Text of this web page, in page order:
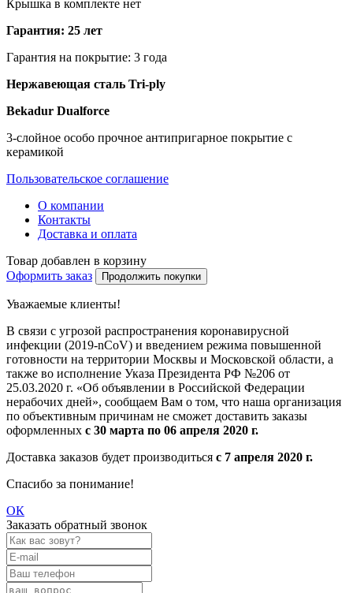
Крышка в комплекте нет
Гарантия: 25 лет
Гарантия на покрытие: 3 года
Нержавеющая сталь Tri-ply
Bekadur Dualforce
3-слойное особо прочное антипригарное покрытие с
керамикой
Пользовательское соглашение
О компании
Контакты
Доставка и оплата
Товар добавлен в корзину
Оформить заказ
Продолжить покупки
Уважаемые клиенты!
В связи с угрозой распространения коронавирусной
инфекции (2019-nCoV) и введением режима повышенной
готовности на территории Москвы и Московской области, а
также во исполнение Указа Президента РФ №206 от
25.03.2020 г. «Об объявлении в Российской Федерации
нерабочих дней», сообщаем Вам о том, что наша организация
по объективным причинам не сможет доставить заказы
оформленных с 30 марта по 06 апреля 2020 г.
Доставка заказов будет производиться с 7 апреля 2020 г.
Спасибо за понимание!
ОК
Заказать обратный звонок